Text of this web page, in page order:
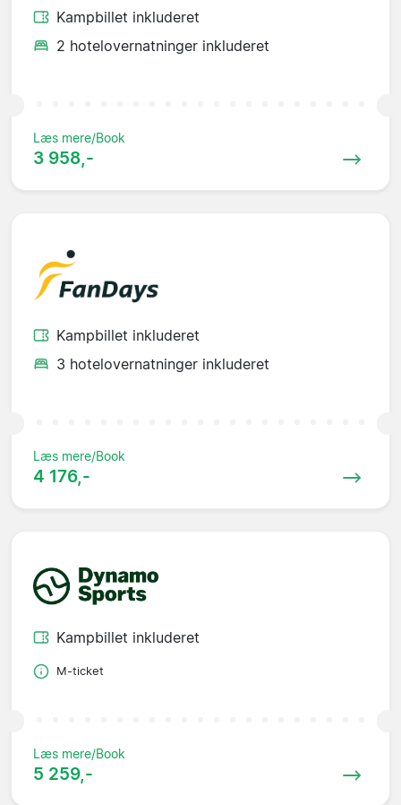
Kampbillet inkluderet
2 hotelovernatninger inkluderet
Læs mere/Book
3 958,-
Kampbillet inkluderet
3 hotelovernatninger inkluderet
Læs mere/Book
4 176,-
Kampbillet inkluderet
M-ticket
Læs mere/Book
5 259,-